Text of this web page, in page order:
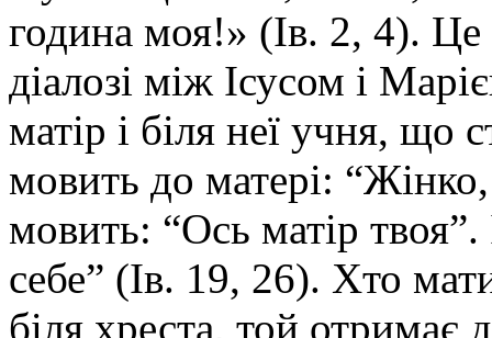
година моя!» (Ів. 2, 4). Це
діалозі між Ісусом і
матір і біля неї учня, що
мовить до матері:
мовить: “Ось матір твоя”.
себе” (Ів. 19, 26). Хто
біля хреста, той отримає